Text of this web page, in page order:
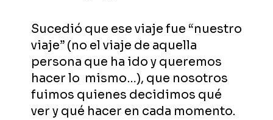
Sucedió que ese viaje fue “nuestro
viaje” (no el viaje de aquella
persona que ha ido y queremos
hacer lo mismo…), que nosotros
fuimos quienes decidimos qué
ver y qué hacer en cada momento.